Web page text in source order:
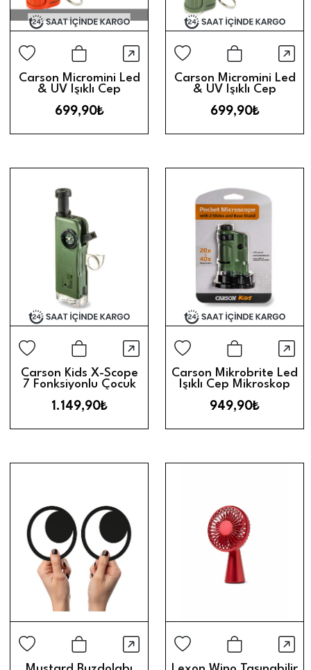
Sepete Ekle
Hızlı Görünüm
Carson Micromini Led
& UV Işıklı Cep
Orange
699,90₺
Sepete
Carson Micromini Led
& UV Işıklı Cep
Green
699,90₺
Sepete Ekle
Hızlı Görünüm
Carson Kids X-Scope
7 Fonksiyonlu Çocuk
1.149,90₺
Sepete
Carson Mikrobrite Led
Işıklı Cep Mikroskop
949,90₺
Hızlı Görünüm